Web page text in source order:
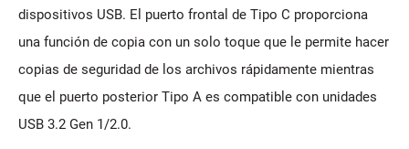
dispositivos USB. El puerto frontal de Tipo C proporciona
una función de copia con un solo toque que le permite hacer
copias de seguridad de los archivos rápidamente mientras
que el puerto posterior Tipo A es compatible con unidades
USB 3.2 Gen 1/2.0.